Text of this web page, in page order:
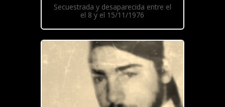
Secuestrada y desaparecida entre el
el 8 y el 15/11/1976